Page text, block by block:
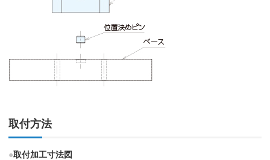
取付方法
●取付加工寸法図